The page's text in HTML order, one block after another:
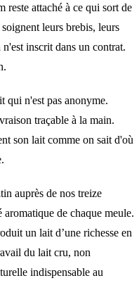
reste attaché à ce qui sort de
leurs brebis, leurs
inscrit dans un contrat.
qui n'est pas anonyme.
traçable à la main.
son lait comme on sait d'où
auprès de nos treize
aromatique de chaque meule.
un lait d’une richesse en
du lait cru, non
indispensable au